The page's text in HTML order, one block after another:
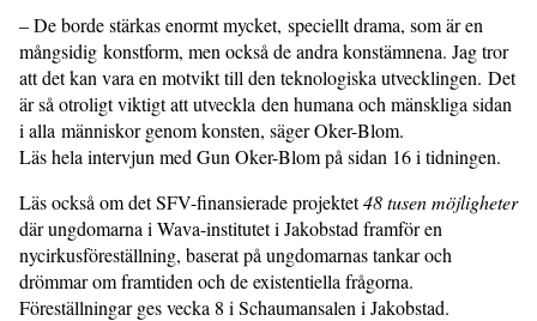
– De borde stärkas enormt mycket, speciellt drama, som är en
mångsidig konstform, men också de andra konstämnena. Jag tror
att det kan vara en motvikt till den teknologiska utvecklingen. Det
är så otroligt viktigt att utveckla den humana och mänskliga sidan
i alla människor genom konsten, säger Oker-Blom.
Läs hela intervjun med Gun Oker-Blom på sidan 16 i tidningen.
Läs också om det SFV-finansierade projektet48 tusen möjligheter
där ungdomarna i Wava-institutet i Jakobstad framför en
nycirkusföreställning, baserat på ungdomarnas tankar och
drömmar om framtiden och de existentiella frågorna.
Föreställningar ges vecka 8 i Schaumansalen i Jakobstad.